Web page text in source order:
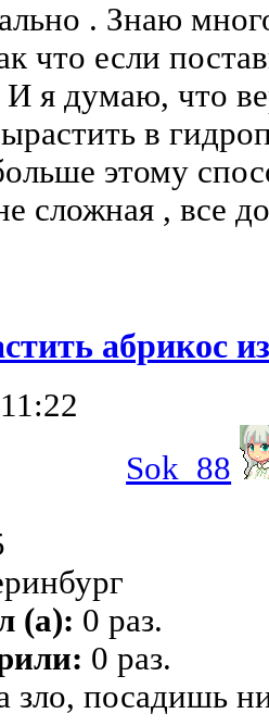
. Знаю
что если
я думаю, что
в
этому
сложная , все
абрикос
Sok_88
(а): 0 раз.
0 раз.
зло, посадишь